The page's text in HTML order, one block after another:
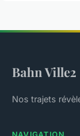
Bahn Ville2
Nos trajets